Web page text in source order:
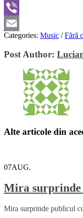
WhatsApp
Viber
Email
Categories: Music / Fără
Post Author:
Alte articole din
07AUG.
Mira surprinde
Mira surprinde publicul